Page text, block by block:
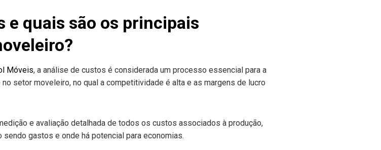
e quais são os principais
Móveis, a análise de custos é considerada um processo essencial para a
setor moveleiro, no qual a competitividade é alta e as margens de lucro
e avaliação detalhada de todos os custos associados à produção,
gastos e onde há potencial para economias.